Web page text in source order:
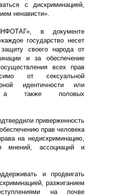
с дискриминацией,
ненависти».
в документе
государство несет
защиту своего народа от
и за обеспечение
всех прав
от сексуальной
идентичности или
а также половых
приверженность
прав человека
на недискриминацию,
мнений, ассоциаций и
и продвигать
разжиганием
на почве